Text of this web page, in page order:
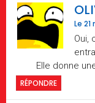
Le
Oui,
Elle donne
RÉPONDRE